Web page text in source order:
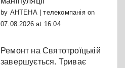
by АНТЕНА | телекомпаніяon
07.08.2026 at 16:04
Ремонт на Святотроїцькій
завершується. Триває